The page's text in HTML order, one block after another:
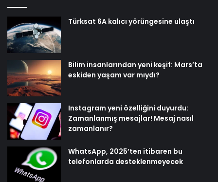
Türksat 6A kalıcı yörüngesine ulaştı
Bilim insanlarından yeni keşif: Mars’ta
eskiden yaşam var mıydı?
Instagram yeni özelliğini duyurdu:
Zamanlanmış mesajlar! Mesaj nasıl
zamanlanır?
WhatsApp, 2025’ten itibaren bu
telefonlarda desteklenmeyecek